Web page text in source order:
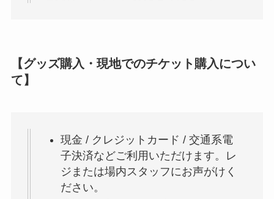
【グッズ購入・現地でのチケット購入につい
て】
現金 / クレジットカード / 交通系電
子決済などご利用いただけます。レ
ジまたは場内スタッフにお声がけく
ださい。